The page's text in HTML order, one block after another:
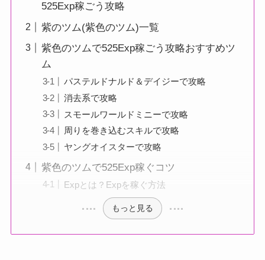
525Exp稼ごう攻略
紫のツム(紫色のツム)一覧
紫色のツムで525Exp稼ごう攻略おすすめツ
ム
パステルドナルド＆デイジーで攻略
消去系で攻略
スモールワールドミニーで攻略
周りを巻き込むスキルで攻略
ヤングオイスターで攻略
紫色のツムで525Exp稼ぐコツ
Expとは？Expを稼ぐ方法
もっと見る